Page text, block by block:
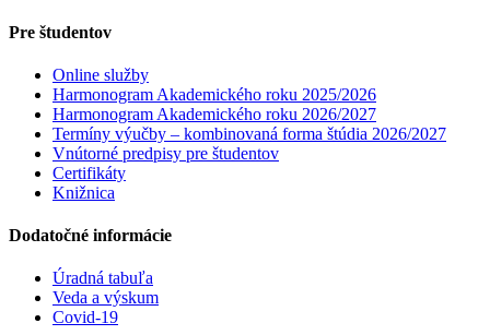
Pre študentov
Online služby
Harmonogram Akademického roku 2025/2026
Harmonogram Akademického roku 2026/2027
Termíny výučby – kombinovaná forma štúdia 2026/2027
Vnútorné predpisy pre študentov
Certifikáty
Knižnica
Dodatočné informácie
Úradná tabuľa
Veda a výskum
Covid-19